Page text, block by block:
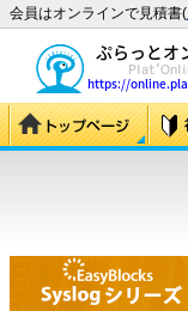
会員はオンラインで見積書(